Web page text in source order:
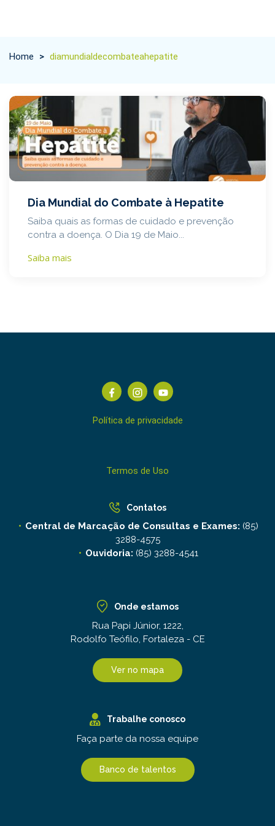
Home > diamundialdecombateahepatite
Dia Mundial do Combate à Hepatite
Saiba quais as formas de cuidado e prevenção
contra a doença. O Dia 19 de Maio...
Saiba mais
Política de privacidade
Termos de Uso
Contatos
Central de Marcação de Consultas e Exames: (85)
3288-4575
Ouvidoria: (85) 3288-4541
Onde estamos
Rua Papi Júnior, 1222,
Rodolfo Teófilo, Fortaleza - CE
Ver no mapa
Trabalhe conosco
Faça parte da nossa equipe
Banco de talentos